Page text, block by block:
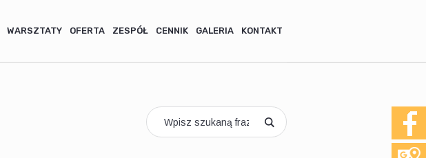
WARSZTATY OFERTA ZESPÓŁ CENNIK GALERIA KONTAKT